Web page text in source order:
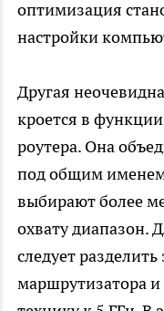
оптимизация
настройки
Другая
кроется в
роутера. Она
под общим
выбирают более
охвату диапазон.
следует
маршрутизатора